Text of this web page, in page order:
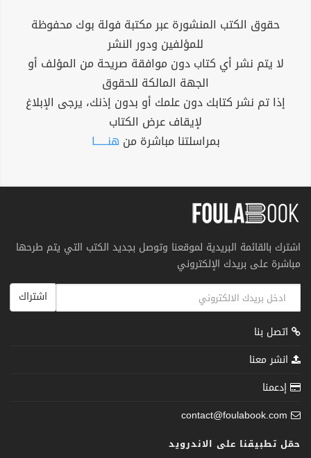
حقوق الكتب المنشورة عبر مكتبة فولة بوك محفوظة
للمؤلفين ودور النشر
لا يتم نشر أي كتاب دون موافقة صريحة من المؤلف أو
الجهة المالكة للحقوق
إذا تم نشر كتابك دون علمك أو بدون إذنك، يرجى الإبلاغ
لإيقاف عرض الكتاب
بمراسلتنا مباشرة من هنــــــا
اشترك بالقائمة البريدية لموقعنا وتوصل بجديد الكتب التي يتم طرحها
مباشرة على بريدك الإلكتروني
اشتراك
اتصل بنا
انشر معنا
إدعمنا
contact@foulabook.com
حمّل تطبيقنا على الاندرويد